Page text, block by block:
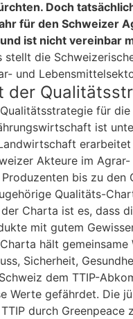
Doch
für den Schweizer
ist nicht vereinbar
stellt die
und
der
für
ist
Akteure im
bis zu den
Qualitäts-
Charta ist es, dass
mit gutem
hält
Sicherheit,
dem TTIP-
Werte gefährdet. Die
durch Greenpeace